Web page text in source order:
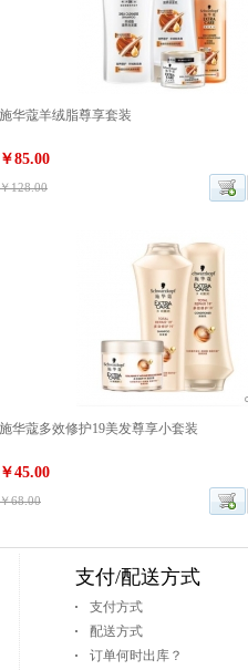
施华蔻羊绒脂尊享套装
￥85.00
￥128.00
施华蔻多效修护19美发尊享小套装
￥45.00
￥68.00
支付/配送方式
支付方式
配送方式
订单何时出库？